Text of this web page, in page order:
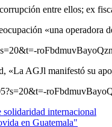
entre ellos; ex
«una operadora
«La AGJl manifestó su
solidaridad internacional
en Guatemala"